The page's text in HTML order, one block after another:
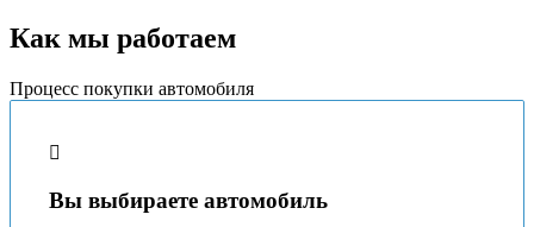
Как мы работаем
Процесс покупки автомобиля
Вы выбираете автомобиль